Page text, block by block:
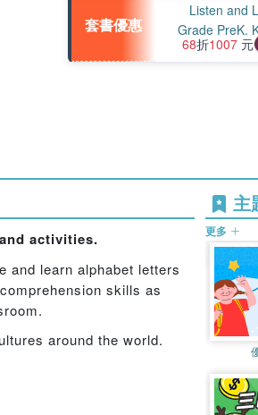
套書優惠
Listen and
Grade PreK,
結
68折1007 元
activities.
and learn alphabet letters
skills as
around the world.
主
更多